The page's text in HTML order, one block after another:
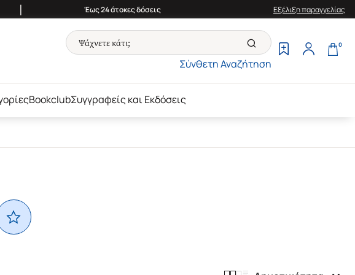
| Έως 24 άτοκες δόσεις Εξέλιξη παραγγελίας
Σύνθετη Αναζήτηση
0
BookclubΣυγγραφείς και Εκδόσεις